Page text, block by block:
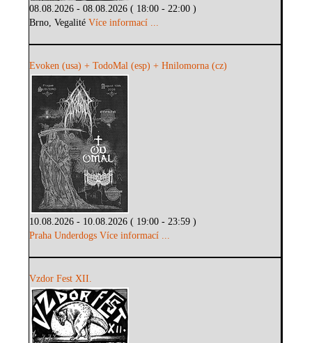
08.08.2026 - 08.08.2026 ( 18:00 - 22:00 )
Brno, VegalitéVíce informací ...
Evoken (usa) + TodoMal (esp) + Hnilomorna (cz)
10.08.2026 - 10.08.2026 ( 19:00 - 23:59 )
Praha Underdogs Více informací ...
Vzdor Fest XII.